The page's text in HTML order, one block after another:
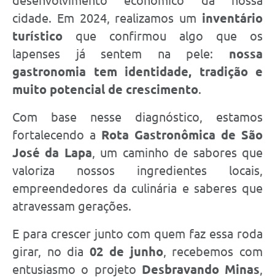
cidade. Em 2024, realizamos um inventário
turístico que confirmou algo que os
lapenses já sentem na pele: nossa
gastronomia tem identidade, tradição e
muito potencial de crescimento.
Com base nesse diagnóstico, estamos
fortalecendo a Rota Gastronômica de São
José da Lapa, um caminho de sabores que
valoriza nossos ingredientes locais,
empreendedores da culinária e saberes que
atravessam gerações.
E para crescer junto com quem faz essa roda
girar, no dia02 de junho, recebemos com
entusiasmo o projeto Desbravando Minas,